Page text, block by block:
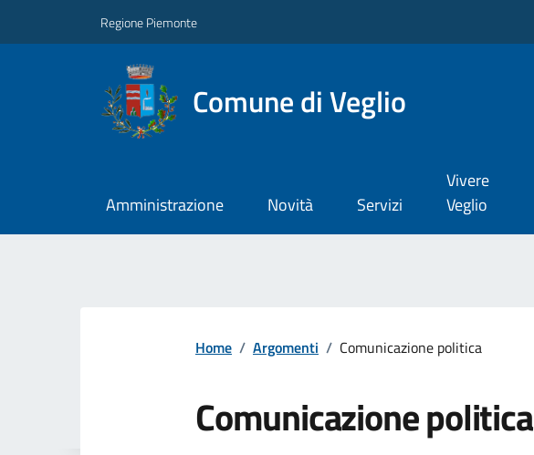
Regione Piemonte
Comune di Veglio
Amministrazione Novità Servizi
Vivere
Veglio
Home / Argomenti / Comunicazione politica
Comunicazione politica